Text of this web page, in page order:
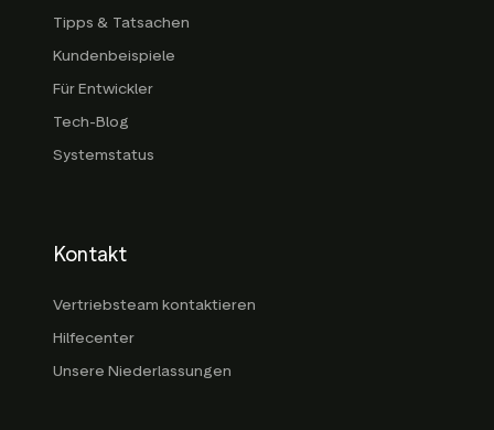
Tipps & Tatsachen
Kundenbeispiele
Für Entwickler
Tech-Blog
Systemstatus
Kontakt
Vertriebsteam kontaktieren
Hilfecenter
Unsere Niederlassungen